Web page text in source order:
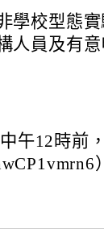
學校型態實
人員及有意
午12時前